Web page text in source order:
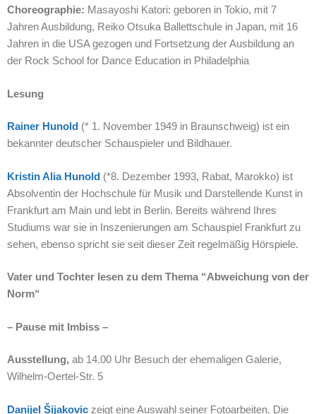
Choreographie: Masayoshi Katori: geboren in Tokio, mit 7
Jahren Ausbildung, Reiko Otsuka Ballettschule in Japan, mit 16
Jahren in die USA gezogen und Fortsetzung der Ausbildung an
der Rock School for Dance Education in Philadelphia
Lesung
Rainer Hunold (* 1. November 1949 in Braunschweig) ist ein
bekannter deutscher Schauspieler und Bildhauer.
Kristin Alia Hunold (*8. Dezember 1993, Rabat, Marokko) ist
Absolventin der Hochschule für Musik und Darstellende Kunst in
Frankfurt am Main und lebt in Berlin. Bereits während Ihres
Studiums war sie in Inszenierungen am Schauspiel Frankfurt zu
sehen, ebenso spricht sie seit dieser Zeit regelmäßig Hörspiele.
Vater und Tochter lesen zu dem Thema “Abweichung von der
Norm“
– Pause mit Imbiss –
Ausstellung, ab 14.00 Uhr Besuch der ehemaligen Galerie,
Wilhelm-Oertel-Str. 5
Danijel Šijakovic zeigt eine Auswahl seiner Fotoarbeiten. Die